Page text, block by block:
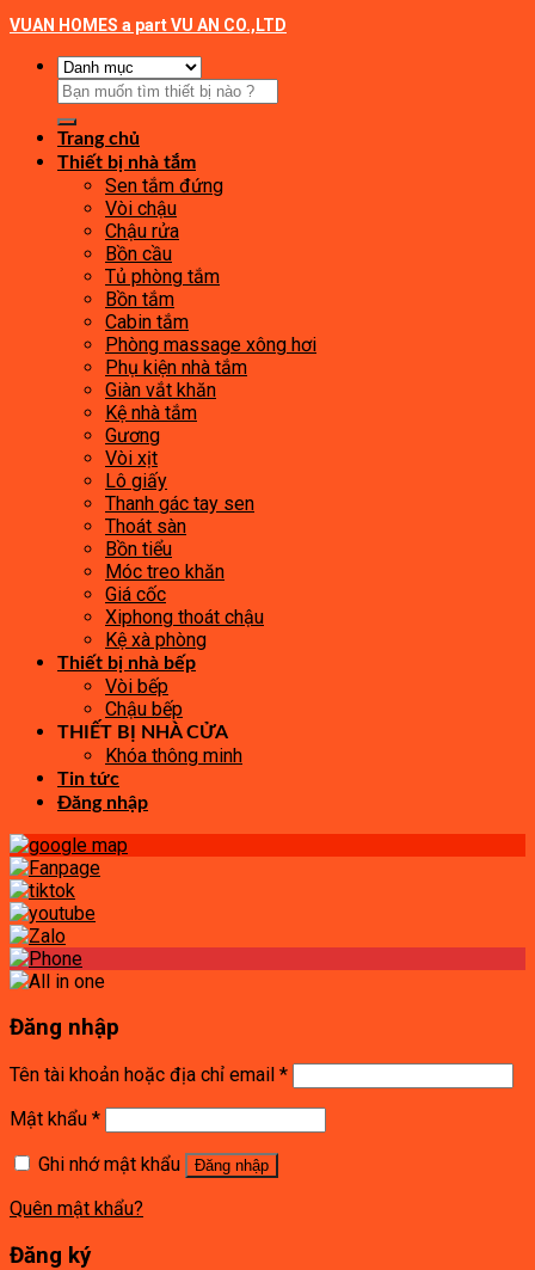
VUAN HOMES a part VU AN CO.,LTD
Tìm
kiếm:
Trang chủ
Thiết bị nhà tắm
Sen tắm đứng
Vòi chậu
Chậu rửa
Bồn cầu
Tủ phòng tắm
Bồn tắm
Cabin tắm
Phòng massage xông hơi
Phụ kiện nhà tắm
Giàn vắt khăn
Kệ nhà tắm
Gương
Vòi xịt
Lô giấy
Thanh gác tay sen
Thoát sàn
Bồn tiểu
Móc treo khăn
Giá cốc
Xiphong thoát chậu
Kệ xà phòng
Thiết bị nhà bếp
Vòi bếp
Chậu bếp
THIẾT BỊ NHÀ CỬA
Khóa thông minh
Tin tức
Đăng nhập
Đăng nhập
Tên tài khoản hoặc địa chỉ email *
Mật khẩu *
Ghi nhớ mật khẩu
Đăng nhập
Quên mật khẩu?
Đăng ký